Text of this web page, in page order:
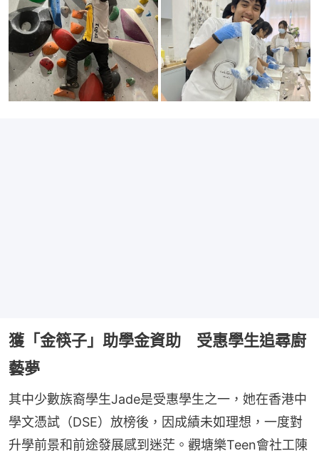
獲「金筷子」助學金資助 受惠學生追尋廚
藝夢
其中少數族裔學生Jade是受惠學生之一，她在香港中
學文憑試（DSE）放榜後，因成績未如理想，一度對
升學前景和前途發展感到迷茫。觀塘樂Teen會社工陳